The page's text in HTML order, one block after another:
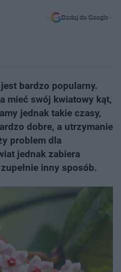
Dodaj do Google
bardzo popularny.
mieć swój kwiatowy kąt,
jednak takie czasy,
dobre, a utrzymanie
problem dla
jednak zabiera
inny sposób.